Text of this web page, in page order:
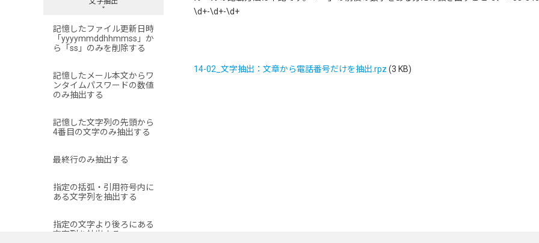
記憶したファイル更新日時
「yyyymmddhhmmss」か
ら「ss」のみを削除する
記憶したメール本文からワ
ンタイムパスワードの数値
のみ抽出する
記憶した文字列の先頭から
4番目の文字のみ抽出する
最終行のみ抽出する
指定の括弧・引用符号内に
ある文字列を抽出する
指定の文字より後ろにある
文字列を抽出する
\d+-\d+-\d+
14-02_文字抽出：文章から電話番号だけを抽出.rpz (3 KB)